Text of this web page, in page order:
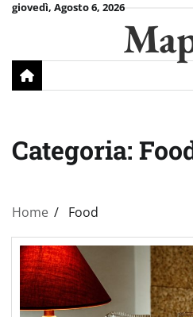
Skipgiovedì, Agosto 6, 2026
Categoria:
Home Food